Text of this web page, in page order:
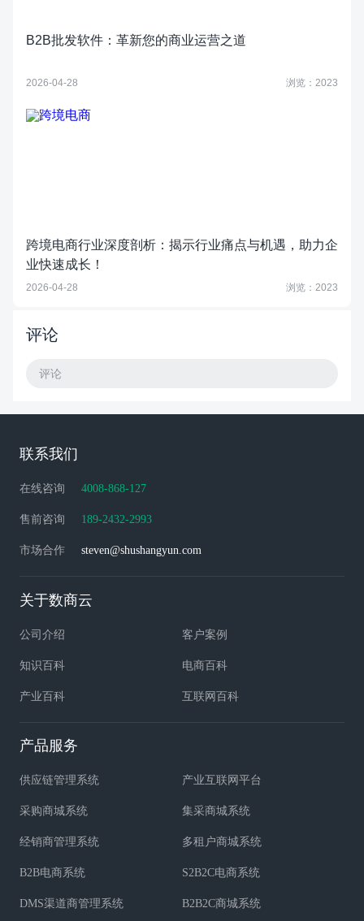
B2B批发软件：革新您的商业运营之道
2026-04-28 浏览：2023
跨境电商行业深度剖析：揭示行业痛点与机遇，助力企
业快速成长！
2026-04-28 浏览：2023
评论
评论
联系我们
在线咨询 4008-868-127
售前咨询 189-2432-2993
市场合作 steven@shushangyun.com
关于数商云
公司介绍 客户案例
知识百科 电商百科
产业百科 互联网百科
产品服务
供应链管理系统 产业互联网平台
采购商城系统 集采商城系统
经销商管理系统 多租户商城系统
B2B电商系统 S2B2C电商系统
DMS渠道商管理系统 B2B2C商城系统